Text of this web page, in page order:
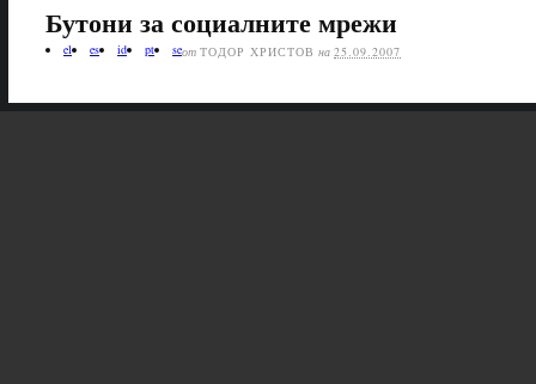
Бутони за социалните мрежи
el es id pt seот ТОДОР ХРИСТОВ на 25.09.2007